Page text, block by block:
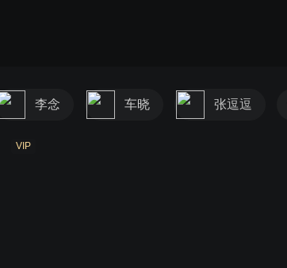
李念 车晓 张逗逗
VIP